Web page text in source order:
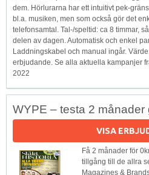
dem. Hörlurarna har ett intuitivt pek-
bl.a. musiken, men som också gör det
telefonsamtal. Tal-/speltid: ca 8 timmar,
delen av dagen. Automatisk och enkel
Laddningskabel och manual ingår.
erbjudande. Se alla aktuella kampanjer
2022
WYPE – testa 2
VISA
Få 2 månader för
tillgång till de allra
Magazines &